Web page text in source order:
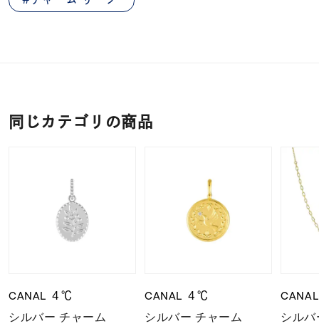
同じカテゴリの商品
CANAL ４℃
シルバー チャーム
CANAL ４℃
シルバー チャーム
シル